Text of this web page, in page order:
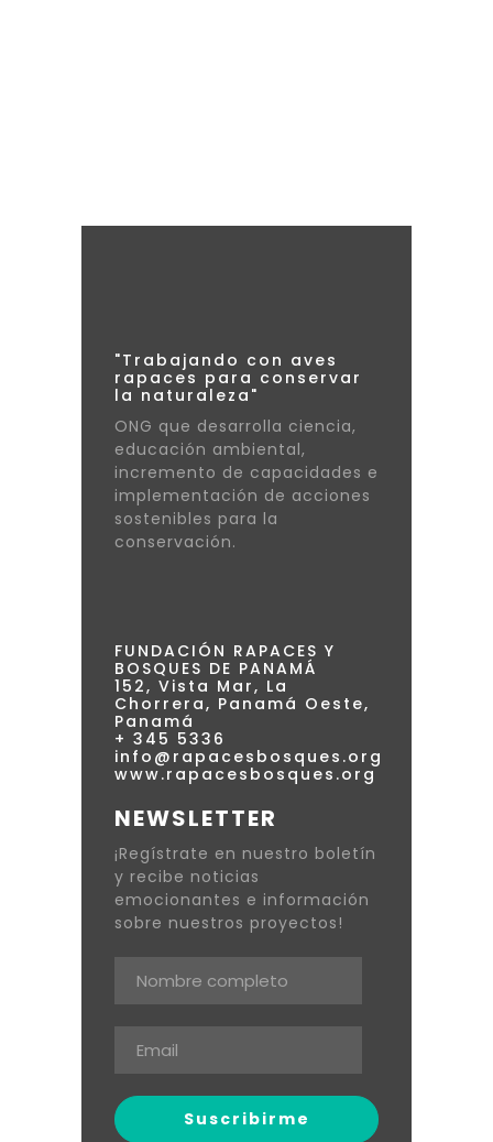
"Trabajando con aves
rapaces para conservar
la naturaleza"
ONG que desarrolla ciencia,
educación ambiental,
incremento de capacidades e
implementación de acciones
sostenibles para la
conservación.
FUNDACIÓN RAPACES Y
BOSQUES DE PANAMÁ
152, Vista Mar, La
Chorrera, Panamá Oeste,
Panamá
+ 345 5336
info@rapacesbosques.org
www.rapacesbosques.org
NEWSLETTER
¡Regístrate en nuestro boletín
y recibe noticias
emocionantes e información
sobre nuestros proyectos!